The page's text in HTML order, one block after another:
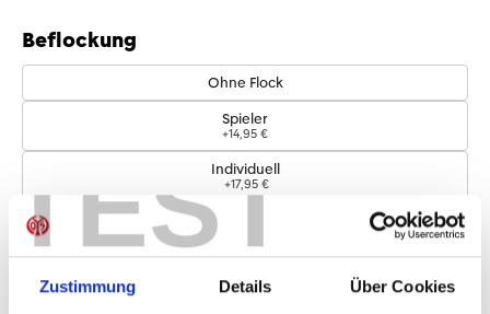
TEST
Zustimmung Details Über Cookies
Beflockung
Ohne Flock
Spieler
+14,95 €
Individuell
+17,95 €
Logos
Bundesliga-Logo